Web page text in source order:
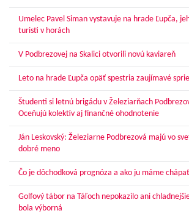
Umelec Pavel Siman vystavuje na hrade Ľupča,
turisti v horách
V Podbrezovej na Skalici otvorili novú kaviareň
Leto na hrade Ľupča opäť spestria zaujímavé
Študenti si letnú brigádu v Železiarňach
Oceňujú kolektív aj finančné ohodnotenie
Ján Leskovský: Železiarne Podbrezová majú vo
dobré meno
Čo je dôchodková prognóza a ako ju máme
Golfový tábor na Táľoch nepokazilo ani
bola výborná